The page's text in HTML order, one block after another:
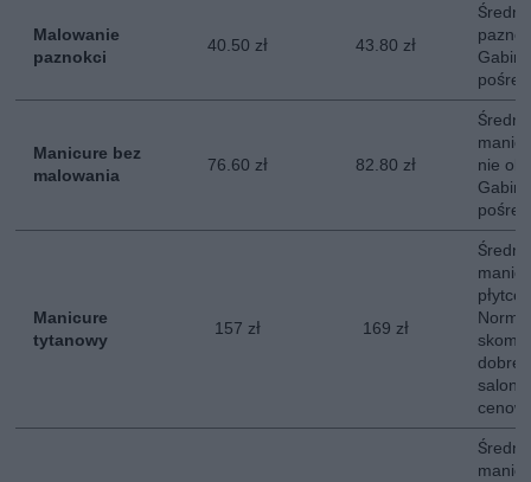
Malowanie
paznokci
40.50 zł 43.80 zł
Średni
Manicure bez
malowania
76.60 zł 82.80 zł
Średni
nie
Manicure
tytanowy
157 zł 169 zł
Średni
płytce
dobrej
salon
Średni